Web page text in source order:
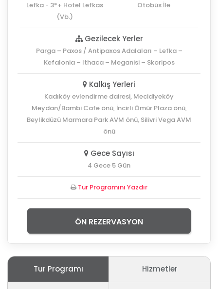
Lefka - 3*+ Hotel Lefkas
(Vb.)
Otobüs İle
Gezilecek Yerler
Parga – Paxos / Antipaxos Adalaları – Lefka –
Kefalonia – Ithaca – Meganisi – Skoripos
Kalkış Yerleri
Kadıköy evlendirme dairesi, Mecidiyeköy
Meydan/Bambi Cafe önü, İncirli Ömür Plaza önü,
Beylikdüzü Marmara Park AVM önü, Silivri Vega AVM
önü
Gece Sayısı
4 Gece 5 Gün
Tur Programını Yazdır
ÖN REZERVASYON
Tur Programı Hizmetler